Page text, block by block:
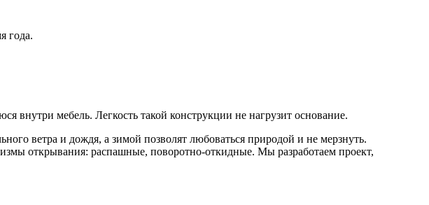
года.
внутри мебель. Легкость такой конструкции не нагрузит основание.
ветра и дождя, а зимой позволят любоваться природой и не мерзнуть.
открывания: распашные, поворотно-откидные. Мы разработаем проект,